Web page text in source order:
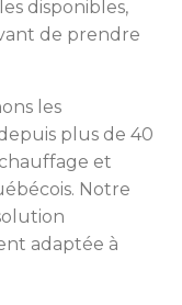
disponibles,
de prendre
les
plus de 40
et
Notre
adaptée à